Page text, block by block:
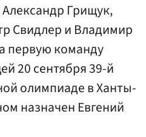
Грищук,
Свидлер и Владимир
первую команду
20 сентября 39-й
олимпиаде в Ханты-
назначен Евгений